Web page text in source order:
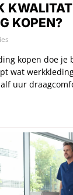
KOPEN?
kopen doe je
wat
uur